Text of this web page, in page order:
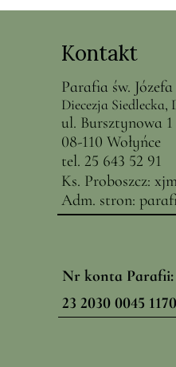
Kontakt
Parafia św.
Diecezja
ul. Bursztynowa 1
08-110 Wołyńce
tel. 25 643 52 91
Ks. Proboszcz: x
Adm. stron:
Nr konta Parafii:
23 2030 0045